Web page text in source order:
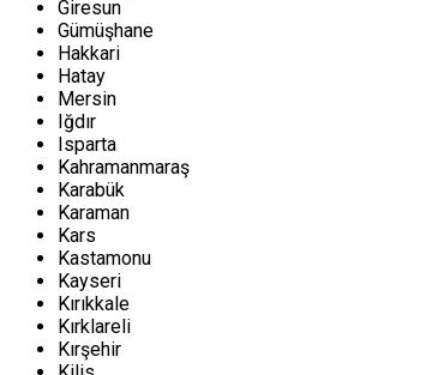
Giresun
Gümüşhane
Hakkari
Hatay
Mersin
Iğdır
Isparta
Kahramanmaraş
Karabük
Karaman
Kars
Kastamonu
Kayseri
Kırıkkale
Kırklareli
Kırşehir